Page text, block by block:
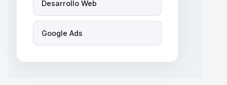
Desarrollo Web
Google Ads